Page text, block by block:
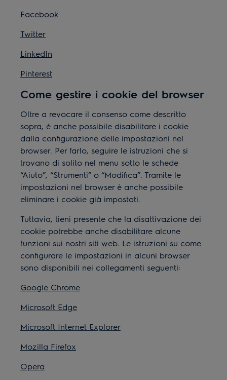
Facebook
Twitter
LinkedIn
Pinterest
Come gestire i cookie del browser
Oltre a revocare il consenso come descritto
sopra, è anche possibile disabilitare i cookie
dalla configurazione delle impostazioni nel
browser. Per farlo, seguire le istruzioni che si
trovano di solito nel menu sotto le schede
“Aiuto”, “Strumenti” o “Modifica”. Tramite le
impostazioni nel browser è anche possibile
eliminare i cookie già impostati.
Tuttavia, tieni presente che la disattivazione dei
cookie potrebbe anche disabilitare alcune
funzioni sui nostri siti web. Le istruzioni su come
configurare le impostazioni in alcuni browser
sono disponibili nei collegamenti seguenti:
Google Chrome
Microsoft Edge
Microsoft Internet Explorer
Mozilla Firefox
Opera